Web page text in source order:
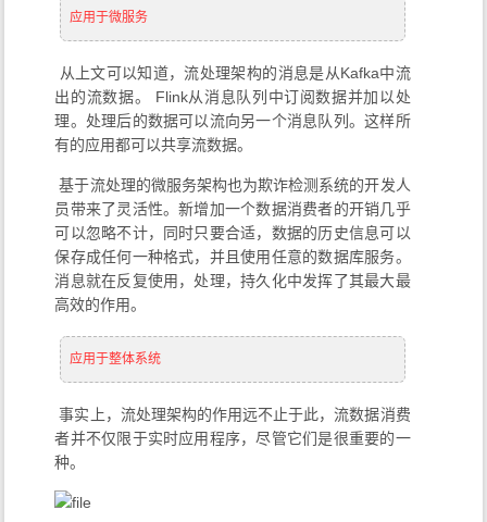
应用于微服务
​ 从上文可以知道，流处理架构的消息是从Kafka中流
出的流数据。 Flink从消息队列中订阅数据并加以处
理。处理后的数据可以流向另一个消息队列。这样所
有的应用都可以共享流数据。
​ 基于流处理的微服务架构也为欺诈检测系统的开发人
员带来了灵活性。新增加一个数据消费者的开销几乎
可以忽略不计，同时只要合适，数据的历史信息可以
保存成任何一种格式，并且使用任意的数据库服务。
消息就在反复使用，处理，持久化中发挥了其最大最
高效的作用。
应用于整体系统
​ 事实上，流处理架构的作用远不止于此，流数据消费
者并不仅限于实时应用程序，尽管它们是很重要的一
种。